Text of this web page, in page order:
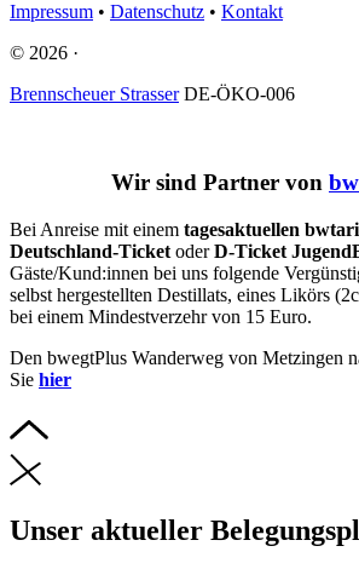
Impressum • Datenschutz • Kontakt
© 2026 ·
Brennscheuer StrasserDE-ÖKO-006
Wir sind Partner von
Bei Anreise mit einem tagesaktuellen
Deutschland-Ticket oderD-Ticket
Gäste/Kund:innen bei uns folgende
selbst hergestellten Destillats, eines Likörs
bei einem Mindestverzehr von 15 Euro.
Den bwegtPlus Wanderweg von Metzingen
Sie hier
Unser aktueller